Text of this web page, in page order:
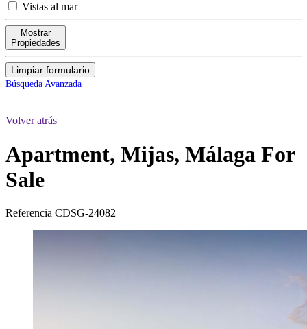
Vistas al mar
Mostrar
Propiedades
Limpiar formulario
Búsqueda Avanzada
Volver atrás
Apartment, Mijas, Málaga For
Sale
Referencia CDSG-24082